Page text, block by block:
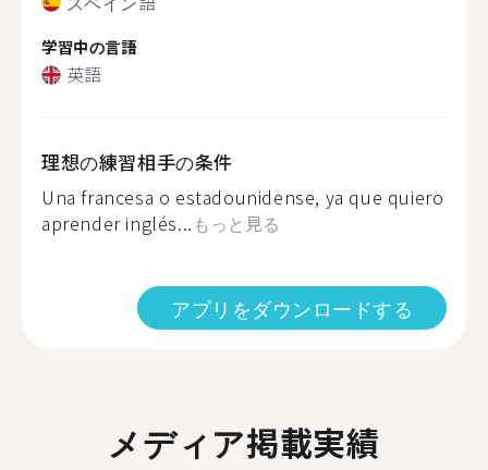
学習中の言語
英語
理想の練習相手の条件
Una francesa o estadounidense, ya que quiero
aprender inglés... もっと見る
アプリをダウンロードする
メディア掲載実績